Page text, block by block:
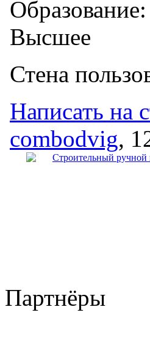
Образование:
Высшее
Стена
Написать на
combodvig,
Строительный ручной
Партнёры